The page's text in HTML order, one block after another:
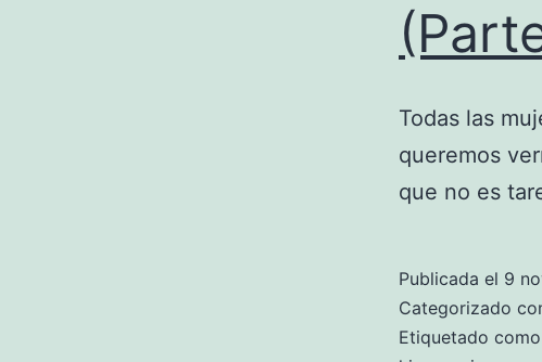
Todas las
queremos
que no es
Publicada el 9
Categorizado
Etiquetado como